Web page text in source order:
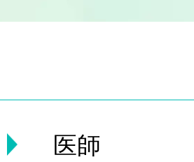
医師